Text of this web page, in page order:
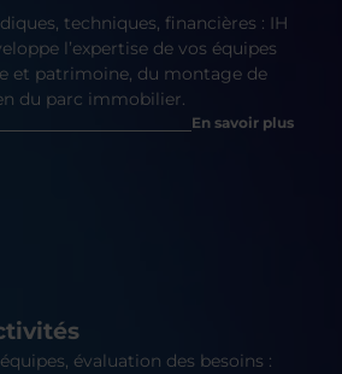
techniques, financières : IH
l’expertise de vos équipes
et patrimoine, du montage de
du parc immobilier.
En savoir plus
évaluation des besoins :